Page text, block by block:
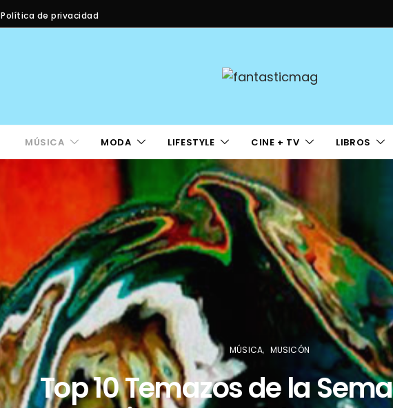
Política de privacidad
MÚSICA MODA LIFESTYLE CINE + TV LIBROS
MÚSICA MUSICÓN
Top 10 Temazos de la